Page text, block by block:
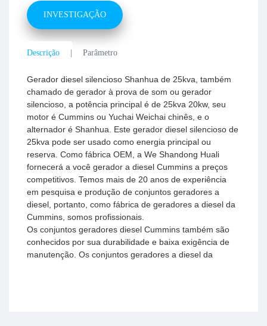
INVESTIGAÇÃO
Descrição Parâmetro
Gerador diesel silencioso Shanhua de 25kva, também
chamado de gerador à prova de som ou gerador
silencioso, a potência principal é de 25kva 20kw, seu
motor é Cummins ou Yuchai Weichai chinês, e o
alternador é Shanhua. Este gerador diesel silencioso de
25kva pode ser usado como energia principal ou
reserva. Como fábrica OEM, a We Shandong Huali
fornecerá a você gerador a diesel Cummins a preços
competitivos. Temos mais de 20 anos de experiência
em pesquisa e produção de conjuntos geradores a
diesel, portanto, como fábrica de geradores a diesel da
Cummins, somos profissionais.
Os conjuntos geradores diesel Cummins também são
conhecidos por sua durabilidade e baixa exigência de
manutenção. Os conjuntos geradores a diesel da